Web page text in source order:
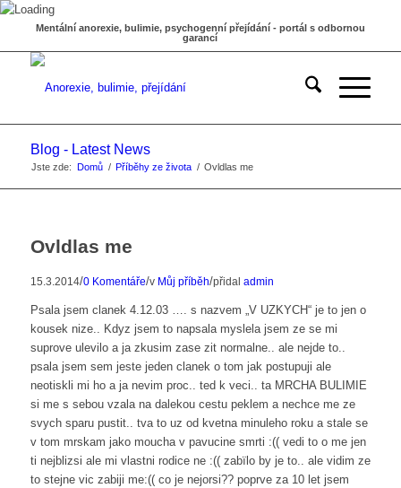
Mentální anorexie, bulimie, psychogenní přejídání - portál s odbornou
garancí
Blog - Latest News
Jste zde: Domů / Příběhy ze života / Ovldlas me
Ovldlas me
15.3.2014/0 Komentáře/v Můj příběh/přidal admin
Psala jsem clanek 4.12.03 …. s nazvem „V UZKYCH“ je to jen o
kousek nize.. Kdyz jsem to napsala myslela jsem ze se mi
suprove ulevilo a ja zkusim zase zit normalne.. ale nejde to..
psala jsem sem jeste jeden clanek o tom jak postupuji ale
neotiskli mi ho a ja nevim proc.. ted k veci.. ta MRCHA BULIMIE
si me s sebou vzala na dalekou cestu peklem a nechce me ze
svych sparu pustit.. tva to uz od kvetna minuleho roku a stale se
v tom mrskam jako moucha v pavucine smrti :(( vedi to o me jen
ti nejblizsi ale mi vlastni rodice ne :(( zabïlo by je to.. ale vidim ze
to stejne vic zabiji me:(( co je nejorsi?? poprve za 10 let jsem